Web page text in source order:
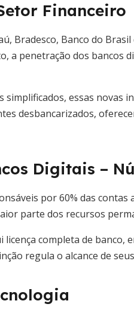
Financeiro
Bradesco, Banco do
a penetração dos bancos
essas novas
desbancarizados,
Digitais –
por 60% das
parte dos recursos
completa de banco,
regula o alcance de